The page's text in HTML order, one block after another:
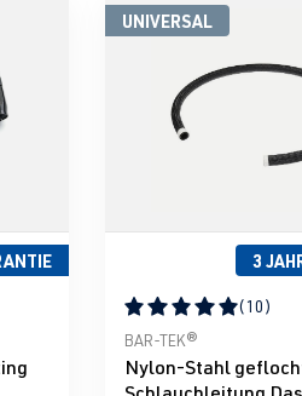
von 4.83 von 5 Sternen
UNIVERSAL
3
Durchschnittliche
(10)
BAR-TEK®
Nylon-Stahl